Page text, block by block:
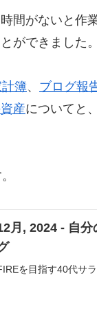
間がないと作
ができました
計簿、 ブログ報
産についてと
月, 2024 - 自
を目指す40代サ